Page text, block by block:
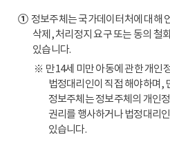
①정보주체는 국가데이터처에 대해
삭제, 처리정지 요구 또는 동의 철
있습니다.
※ 만14세 미만 아동에 관한 개인
법정대리인이 직접 해야하며,
정보주체는 정보주체의 개인
권리를 행사하거나 법정대리
있습니다.